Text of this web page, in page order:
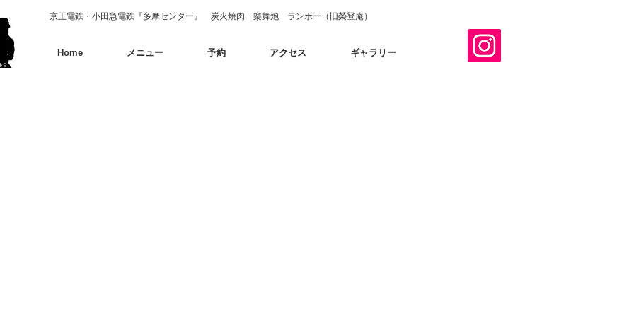
京王電鉄・小田急電鉄『多摩センター』 炭火焼肉 樂舞炮 ランボー（旧榮登庵）
Home メニュー 予約 アクセス ギャラリー